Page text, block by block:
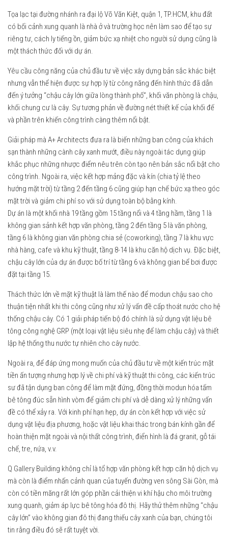
Tọa lạc tại đường nhánh ra đại lộ Võ Văn Kiệt, quận 1, TP.HCM, khu đất
có bối cảnh xung quanh là nhà ở và trường học nên làm sao để tạo sự
riêng tư, cách ly tiếng ồn, giảm bức xạ nhiệt cho người sử dụng cũng là
một thách thức đối với dự án.
Yêu cầu công năng của chủ đầu tư về việc xây dựng bản sắc khác biệt
nhưng vẫn thể hiện được sự hợp lý từ công năng đến hình thức đã dẫn
đến ý tưởng “chậu cây lớn giữa lòng thành phố”, khối văn phòng là chậu,
khối chung cư là cây. Sự tương phản về đường nét thiết kế của khối đế
và phần trên khiến công trình càng thêm nổi bật.
Giải pháp mà A+ Architects đưa ra là biến những ban công của khách
sạn thành những cành cây xanh mướt, điều này ngoài tác dụng giúp
khắc phục những nhược điểm nêu trên còn tạo nên bản sắc nổi bật cho
công trình. Ngoài ra, việc kết hợp mảng đặc và kín (chia tỷ lệ theo
hướng mặt trời) từ tầng 2 đến tầng 6 cũng giúp hạn chế bức xạ theo góc
mặt trời và giảm chi phí so với sử dụng toàn bộ bằng kính.
Dự án là một khối nhà 19 tầng gồm 15 tầng nổi và 4 tầng hầm, tầng 1 là
không gian sảnh kết hợp văn phòng, tầng 2 đến tầng 5 là văn phòng,
tầng 6 là không gian văn phòng chia sẻ (coworking), tầng 7 là khu vực
nhà hàng, cafe và khu kỹ thuật, tầng 8-14 là khu căn hộ dịch vụ. Đặc biệt,
chậu cây lớn của dự án được bố trí từ tầng 6 và không gian bể bơi được
đặt tại tầng 15.
Thách thức lớn về mặt kỹ thuật là làm thế nào để modun chậu sao cho
thuận tiện nhất khi thi công cũng như xử lý vấn đề cấp thoát nước cho hệ
thống chậu cây. Có 1 giải pháp tiến bộ đó chính là sử dụng vật liệu bê
tông công nghệ GRP (một loại vật liệu siêu nhẹ để làm chậu cây) và thiết
lập hệ thống thu nước tự nhiên cho cây nước.
Ngoài ra, để đáp ứng mong muốn của chủ đầu tư về một kiến ​​trúc mặt
tiền ấn tượng nhưng hợp lý về chi phí và kỹ thuật thi công, các kiến ​​trúc
sư đã tận dụng ban công để làm mặt đứng, đồng thời modun hóa tấm
bê tông đúc sẵn hình vòm để giảm chi phí và dễ dàng xử lý những vấn
đề có thể xảy ra. Với kinh phí hạn hẹp, dự án còn kết hợp với việc sử
dụng vật liệu địa phương, hoặc vật liệu khai thác trong bán kính gần để
hoàn thiện mặt ngoài và nội thất công trình, điển hình là đá granit, gỗ tái
chế, tre, nứa, v.v.
Q Gallery Building không chỉ là tổ hợp văn phòng kết hợp căn hộ dịch vụ
mà còn là điểm nhấn cảnh quan của tuyến đường ven sông Sài Gòn, mà
còn có tiền măng rất lớn góp phần cải thiện vi khí hậu cho môi trường
xung quanh, giảm áp lực bê tông hóa đô thị. Hãy thử thêm những “chậu
cây lớn” vào không gian đô thị đang thiếu cây xanh của bạn, chúng tôi
tin rằng điều đó sẽ rất tuyệt vời.